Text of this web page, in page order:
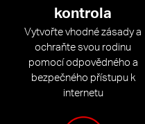
kontrola
Vytvořte vhodné zásady a
ochraňte svou rodinu
pomocí odpovědného a
bezpečného přístupu k
internetu